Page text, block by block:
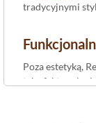
tradycyjnymi
Poza estetyką,
taka faktura